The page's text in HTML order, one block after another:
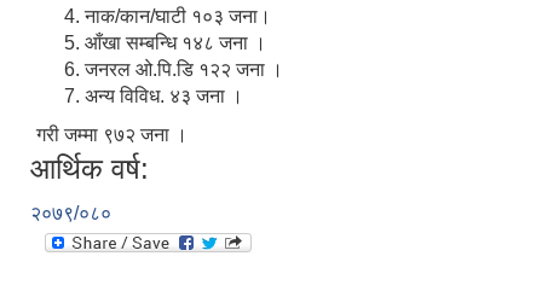
नाक/कान/घाटी १०३ जना।
आँखा सम्बन्धि १४८ जना ।
जनरल ओ.पि.डि १२२ जना ।
अन्य विविध. ४३ जना ।
गरी जम्मा ९७२ जना ।
आर्थिक वर्ष:
२०७९/०८०